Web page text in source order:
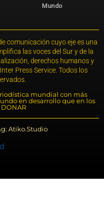
Mundo
comunicación cuyo eje es una
las voces del Sur y de la
derechos humanos y
Press Service. Todos los
mundial con más
en desarrollo que en los
Atiko.Studio